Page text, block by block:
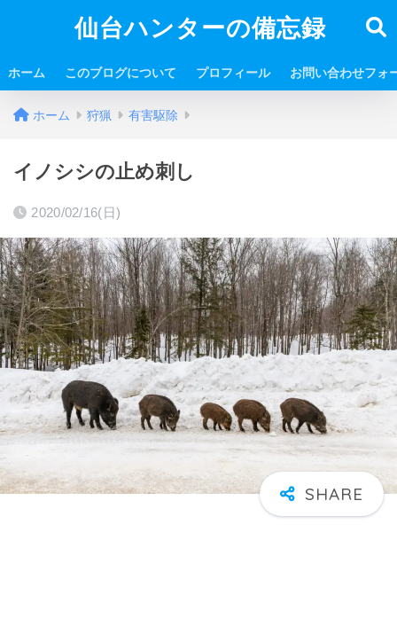
仙台ハンターの備忘録
ホーム このブログについて プロフィール お問い合わせフォ
ホーム 狩猟 有害駆除
イノシシの止め刺し
2020/02/16(日)